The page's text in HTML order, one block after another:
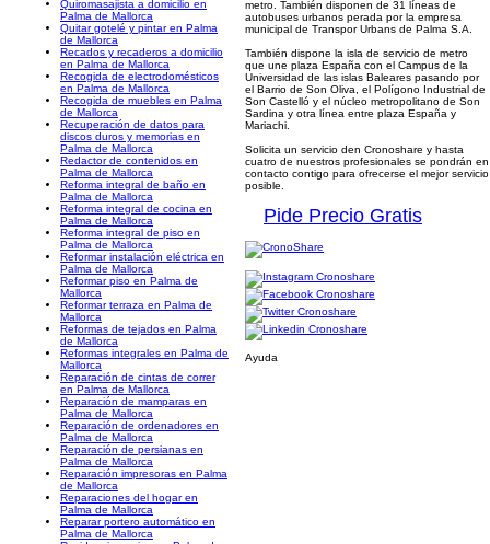
Quiromasajista a domicilio en
Palma de Mallorca
Quitar gotelé y pintar en Palma
de Mallorca
Recados y recaderos a domicilio
en Palma de Mallorca
Recogida de electrodomésticos
en Palma de Mallorca
Recogida de muebles en Palma
de Mallorca
Recuperación de datos para
discos duros y memorias en
Palma de Mallorca
Redactor de contenidos en
Palma de Mallorca
Reforma integral de baño en
Palma de Mallorca
Reforma integral de cocina en
Palma de Mallorca
Reforma integral de piso en
Palma de Mallorca
Reformar instalación eléctrica en
Palma de Mallorca
Reformar piso en Palma de
Mallorca
Reformar terraza en Palma de
Mallorca
Reformas de tejados en Palma
de Mallorca
Reformas integrales en Palma de
Mallorca
Reparación de cintas de correr
en Palma de Mallorca
Reparación de mamparas en
Palma de Mallorca
Reparación de ordenadores en
Palma de Mallorca
Reparación de persianas en
Palma de Mallorca
Reparación impresoras en Palma
de Mallorca
Reparaciones del hogar en
Palma de Mallorca
Reparar portero automático en
Palma de Mallorca
metro. También disponen de 31 líneas de
autobuses urbanos perada por la empresa
municipal de Transpor Urbans de Palma S.A.
También dispone la isla de servicio de metro
que une plaza España con el Campus de la
Universidad de las islas Baleares pasando por
el Barrio de Son Oliva, el Polígono Industrial de
Son Castelló y el núcleo metropolitano de Son
Sardina y otra línea entre plaza España y
Mariachi.
Solicita un servicio den Cronoshare y hasta
cuatro de nuestros profesionales se pondrán en
contacto contigo para ofrecerse el mejor servicio
posible.
Pide Precio Gratis
Ayuda